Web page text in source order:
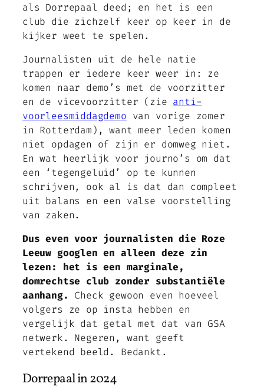
als Dorrepaal deed; en het is een
club die zichzelf keer op keer in de
kijker weet te spelen.
Journalisten uit de hele natie
trappen er iedere keer weer in: ze
komen naar demo’s met de voorzitter
en de vicevoorzitter (zie anti-
voorleesmiddagdemo van vorige zomer
in Rotterdam), want meer leden komen
niet opdagen of zijn er domweg niet.
En wat heerlijk voor journo’s om dat
een ‘tegengeluid’ op te kunnen
schrijven, ook al is dat dan compleet
uit balans en een valse voorstelling
van zaken.
Dus even voor journalisten die Roze
Leeuw googlen en alleen deze zin
lezen: het is een marginale,
domrechtse club zonder substantiële
aanhang. Check gewoon even hoeveel
volgers ze op insta hebben en
vergelijk dat getal met dat van GSA
netwerk. Negeren, want geeft
vertekend beeld. Bedankt.
Dorrepaal in 2024